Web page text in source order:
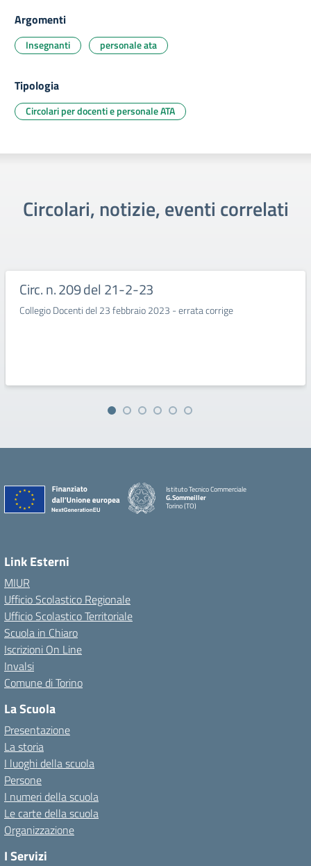
Argomenti
Insegnanti personale ata
Tipologia
Circolari per docenti e personale ATA
Circolari, notizie, eventi correlati
Circ. n. 209 del 21-2-23
Collegio Docenti del 23 febbraio 2023 - errata corrige
Istituto Tecnico Commerciale
G.Sommeiller
Torino (TO)
Link Esterni
MIUR
Ufficio Scolastico Regionale
Ufficio Scolastico Territoriale
Scuola in Chiaro
Iscrizioni On Line
Invalsi
Comune di Torino
La Scuola
Presentazione
La storia
I luoghi della scuola
Persone
I numeri della scuola
Le carte della scuola
Organizzazione
I Servizi